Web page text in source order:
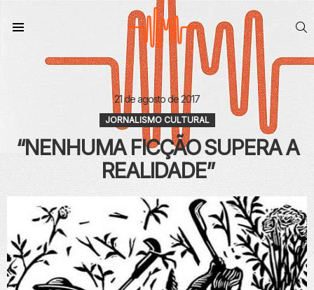
21 de agosto de 2017
JORNALISMO CULTURAL
“NENHUMA FICÇÃO SUPERA A
REALIDADE”